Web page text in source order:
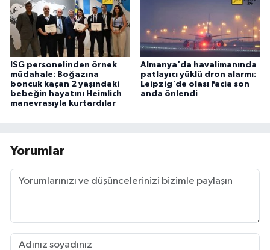
ISG personelinden örnek
müdahale: Boğazına
boncuk kaçan 2 yaşındaki
bebeğin hayatını Heimlich
manevrasıyla kurtardılar
Almanya'da havalimanında
patlayıcı yüklü dron alarmı:
Leipzig'de olası facia son
anda önlendi
Yorumlar